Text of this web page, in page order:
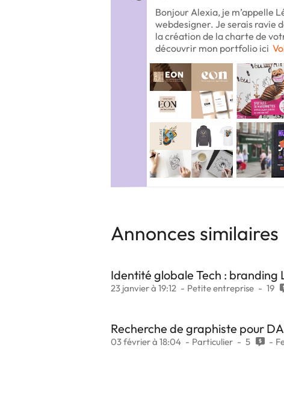
Bonjour Alexia, je m’appelle
webdesigner. Je serais ravie
la création de la charte de
découvrir mon portfolio ici
Annonces similaires
Identité globale Tech :
23 janvier à 19:12 Petite entreprise 19
Recherche de graphiste pour
03 février à 18:04 Particulier 5